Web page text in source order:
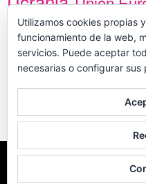
vacunas Yemen África
MADE WITH
PORWPLOOK
Utilizamos cookies propias
funcionamiento de la web,
servicios. Puede aceptar
necesarias o configurar sus